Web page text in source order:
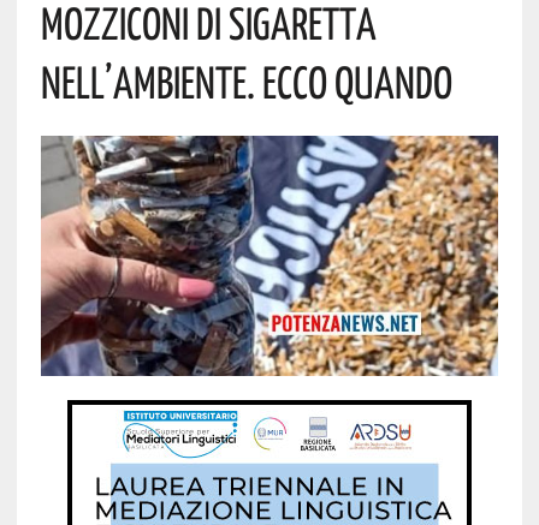
Mozziconi Di Sigaretta
Nell’ambiente. Ecco Quando